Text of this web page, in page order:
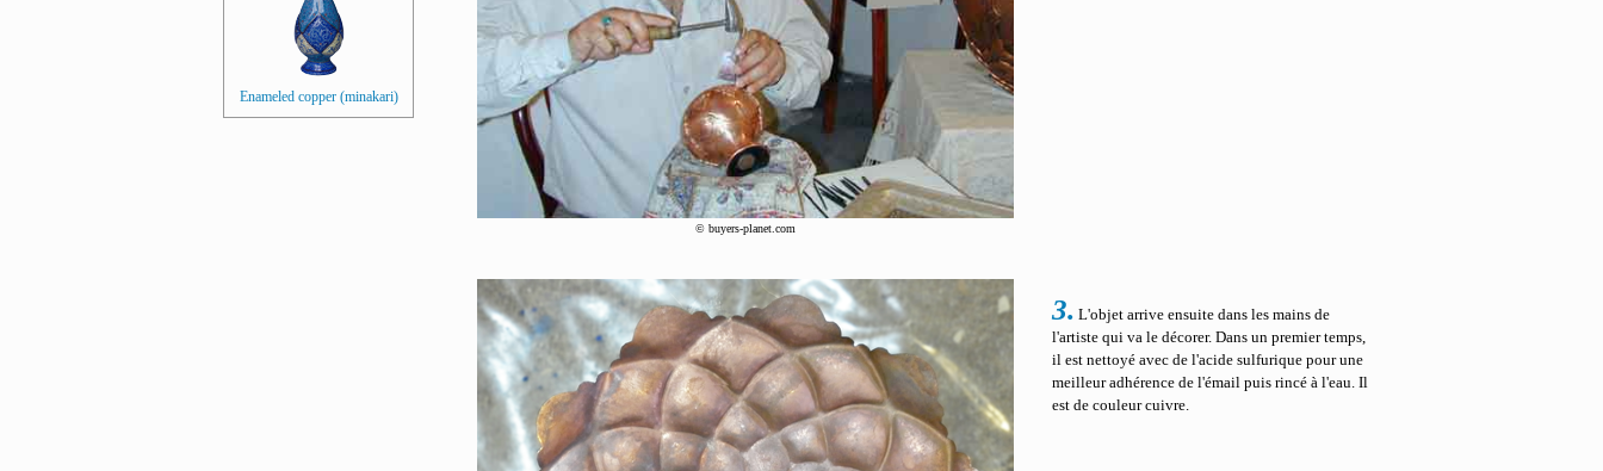
Enameled copper (minakari)
© buyers-planet.com
3. L'objet arrive ensuite dans les mains de
l'artiste qui va le décorer. Dans un premier temps,
il est nettoyé avec de l'acide sulfurique pour une
meilleur adhérence de l'émail puis rincé à l'eau. Il
est de couleur cuivre.